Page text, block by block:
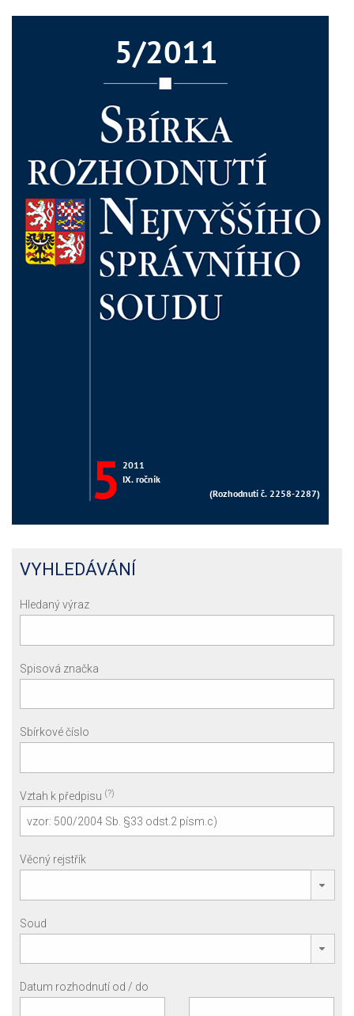
VYHLEDÁVÁNÍ
Hledaný výraz
Spisová značka
Sbírkové číslo
Vztah k předpisu (?)
Věcný rejstřík
Soud
Datum rozhodnutí od / do